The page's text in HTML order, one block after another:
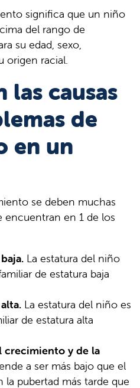
significa que un niño
del rango de
su edad, sexo,
origen racial.
las causas
de
en un
se deben muchas
encuentran en 1 de los
La estatura del niño
de estatura baja
La estatura del niño es
de estatura alta
crecimiento y de la
a ser más bajo que el
pubertad más tarde que